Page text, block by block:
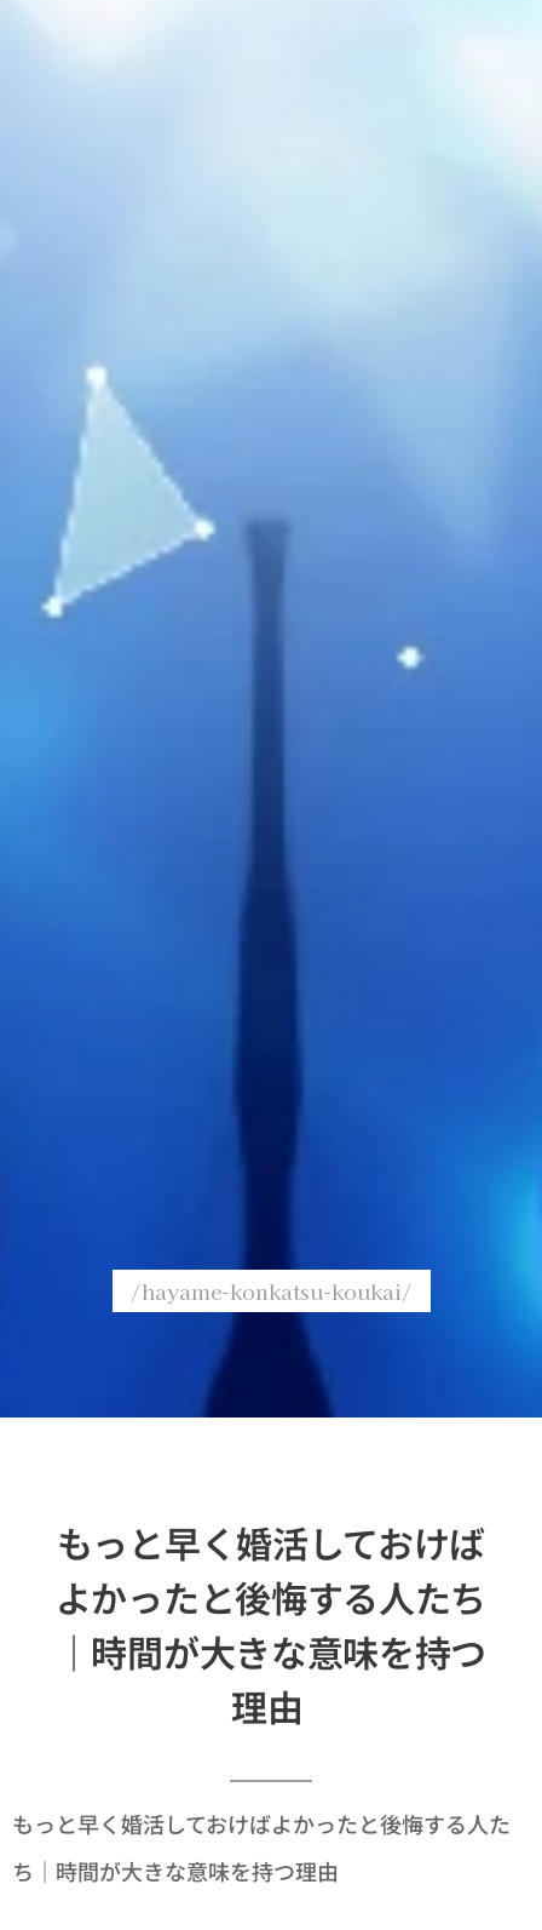
/hayame-konkatsu-koukai/
もっと早く婚活しておけば
よかったと後悔する人たち
｜時間が大きな意味を持つ
理由
もっと早く婚活しておけばよかったと後悔する人た
ち｜時間が大きな意味を持つ理由